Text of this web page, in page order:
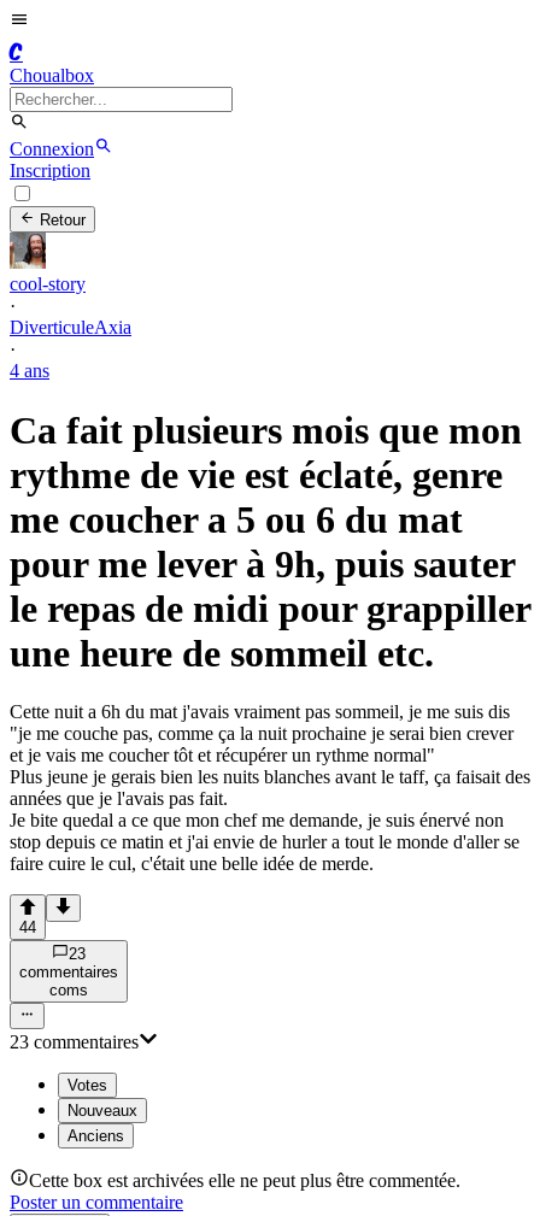
C
Choualbox
Connexion
Inscription
Retour
cool-story
·
DiverticuleAxia
·
4 ans
Ca fait plusieurs mois que mon
rythme de vie est éclaté, genre
me coucher a 5 ou 6 du mat
pour me lever à 9h, puis sauter
le repas de midi pour grappiller
une heure de sommeil etc.
Cette nuit a 6h du mat j'avais vraiment pas sommeil, je me suis dis
"je me couche pas, comme ça la nuit prochaine je serai bien crever
et je vais me coucher tôt et récupérer un rythme normal"
Plus jeune je gerais bien les nuits blanches avant le taff, ça faisait des
années que je l'avais pas fait.
Je bite quedal a ce que mon chef me demande, je suis énervé non
stop depuis ce matin et j'ai envie de hurler a tout le monde d'aller se
faire cuire le cul, c'était une belle idée de merde.
44
23
commentaires
coms
23 commentaires
Votes
Nouveaux
Anciens
Cette box est archivées elle ne peut plus être commentée.
Poster un commentaire